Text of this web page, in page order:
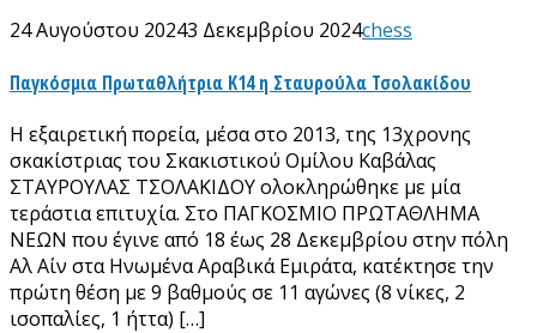
24 Αυγούστου 20243 Δεκεμβρίου 2024chess
Παγκόσμια Πρωταθλήτρια Κ14 η Σταυρούλα Τσολακίδου
Η εξαιρετική πορεία, μέσα στο 2013, της 13χρονης
σκακίστριας του Σκακιστικού Ομίλου Καβάλας
ΣΤΑΥΡΟΥΛΑΣ ΤΣΟΛΑΚΙΔΟΥ ολοκληρώθηκε με μία
τεράστια επιτυχία. Στο ΠΑΓΚΟΣΜΙΟ ΠΡΩΤΑΘΛΗΜΑ
ΝΕΩΝ που έγινε από 18 έως 28 Δεκεμβρίου στην πόλη
Αλ Αίν στα Ηνωμένα Αραβικά Εμιράτα, κατέκτησε την
πρώτη θέση με 9 βαθμούς σε 11 αγώνες (8 νίκες, 2
ισοπαλίες, 1 ήττα) […]